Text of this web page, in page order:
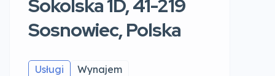
Sokolska 1D, 41-219
Sosnowiec, Polska
Usługi Wynajem